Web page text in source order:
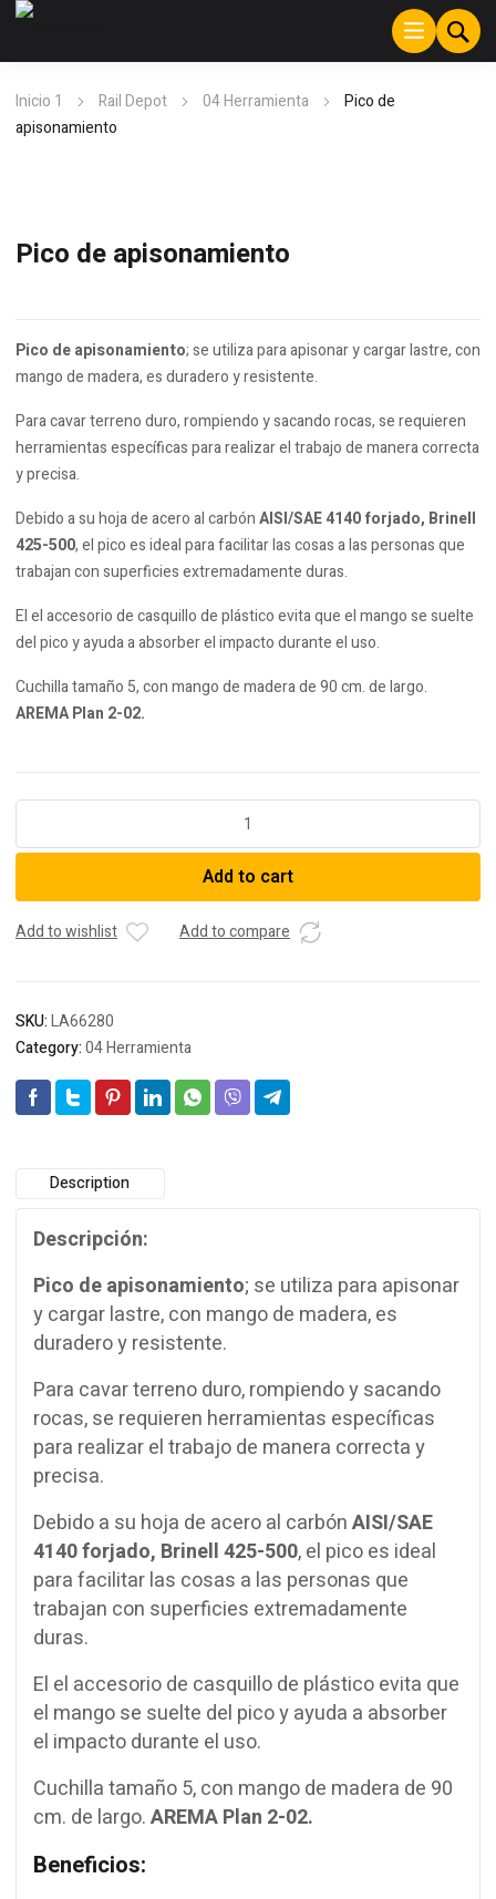
Inicio 1 Rail Depot 04 Herramienta
Pico de
apisonamiento
Pico de apisonamiento
Pico de apisonamiento; se utiliza para apisonar y cargar lastre, con
mango de madera, es duradero y resistente.
Para cavar terreno duro, rompiendo y sacando rocas, se requieren
herramientas específicas para realizar el trabajo de manera correcta
y precisa.
Debido a su hoja de acero al carbónAISI/SAE 4140 forjado, Brinell
425-500, el pico es ideal para facilitar las cosas a las personas que
trabajan con superficies extremadamente duras.
El el accesorio de casquillo de plástico evita que el mango se suelte
del pico y ayuda a absorber el impacto durante el uso.
Cuchilla tamaño 5, con mango de madera de 90 cm. de largo.
AREMA Plan 2-02.
apisonamiento
Add to cart
Add to wishlist Add to compare
SKU:LA66280
Category:04 Herramienta
Description
Descripción:
Pico de apisonamiento; se utiliza para apisonar
y cargar lastre, con mango de madera, es
duradero y resistente.
Para cavar terreno duro, rompiendo y sacando
rocas, se requieren herramientas específicas
para realizar el trabajo de manera correcta y
precisa.
Debido a su hoja de acero al carbónAISI/SAE
4140 forjado, Brinell 425-500, el pico es ideal
para facilitar las cosas a las personas que
trabajan con superficies extremadamente
duras.
El el accesorio de casquillo de plástico evita que
el mango se suelte del pico y ayuda a absorber
el impacto durante el uso.
Cuchilla tamaño 5, con mango de madera de 90
cm. de largo.AREMA Plan 2-02.
Beneficios: